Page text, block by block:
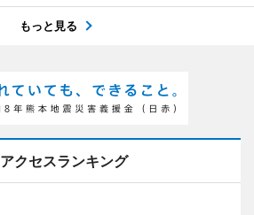
もっと見る
アクセスランキング